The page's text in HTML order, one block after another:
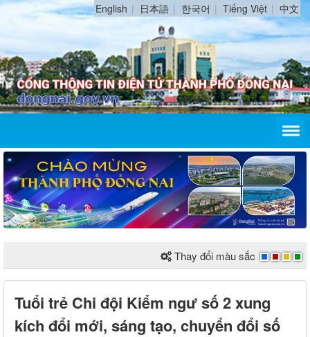
English 日本語 한국어 Tiếng Việt 中文
Thay đổi màu sắc
Tuổi trẻ Chi đội Kiểm ngư số 2 xung
kích đổi mới, sáng tạo, chuyển đổi số